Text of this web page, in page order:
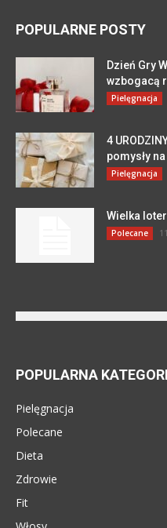
POPULARNE POSTY
Dzień Gry
wzbogacą
Pielęgnacja
4
pomysły
Pielęgnacja
Wielka
Polecane
POPULARNA
Pielęgnacja
Polecane
Dieta
Zdrowie
Fit